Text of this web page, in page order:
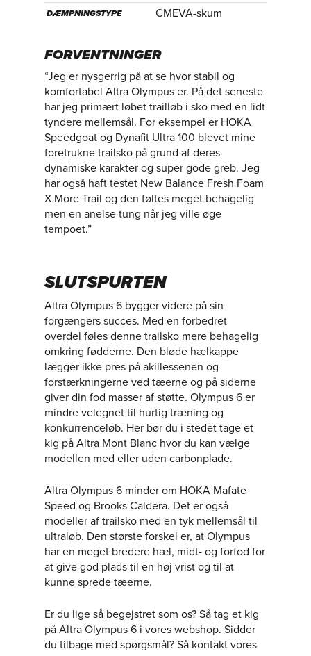
DÆMPNINGSTYPE CMEVA-skum
FORVENTNINGER
“Jeg er nysgerrig på at se hvor stabil og
komfortabel Altra Olympus er. På det seneste
har jeg primært løbet trailløb i sko med en lidt
tyndere mellemsål. For eksempel er HOKA
Speedgoat og Dynafit Ultra 100 blevet mine
foretrukne trailsko på grund af deres
dynamiske karakter og super gode greb. Jeg
har også haft testet New Balance Fresh Foam
X More Trail og den føltes meget behagelig
men en anelse tung når jeg ville øge
tempoet.”
SLUTSPURTEN
Altra Olympus 6 bygger videre på sin
forgængers succes. Med en forbedret
overdel føles denne trailsko mere behagelig
omkring fødderne. Den bløde hælkappe
lægger ikke pres på akillessenen og
forstærkningerne ved tæerne og på siderne
giver din fod masser af støtte. Olympus 6 er
mindre velegnet til hurtig træning og
konkurrenceløb. Her bør du i stedet tage et
kig på Altra Mont Blanc hvor du kan vælge
modellen med eller uden carbonplade.
Altra Olympus 6 minder om HOKA Mafate
Speed og Brooks Caldera. Det er også
modeller af trailsko med en tyk mellemsål til
ultraløb. Den største forskel er, at Olympus
har en meget bredere hæl, midt- og forfod for
at give god plads til en høj vrist og til at
kunne sprede tæerne.
Er du lige så begejstret som os? Så tag et kig
på Altra Olympus 6 i vores webshop. Sidder
du tilbage med spørgsmål? Så kontakt vores